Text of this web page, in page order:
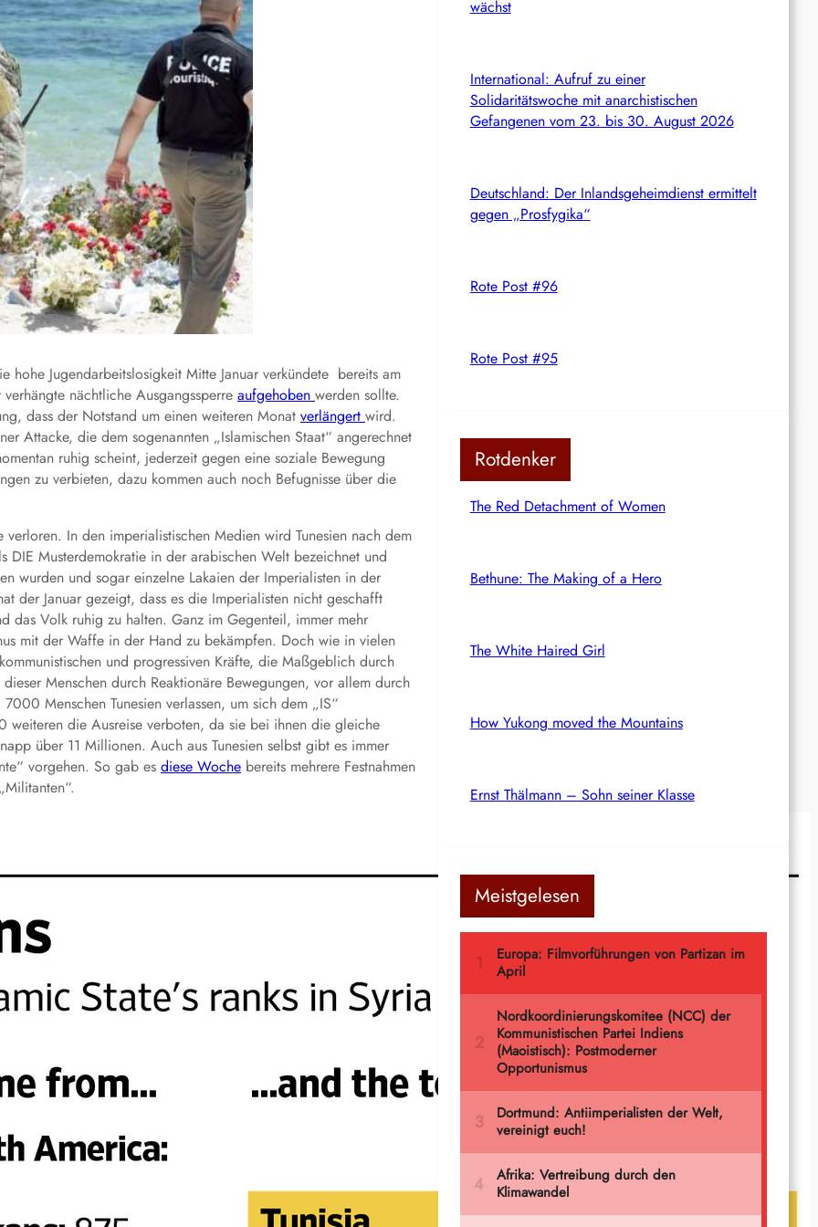
hohe Jugendarbeitslosigkeit Mitte Januar verkündete bereits am
nächtliche Ausgangssperre aufgehoben werden sollte.
dass der Notstand um einen weiteren Monat verlängert wird.
Attacke, die dem sogenannten „Islamischen Staat“ angerechnet
ruhig scheint, jederzeit gegen eine soziale Bewegung
zu verbieten, dazu kommen auch noch Befugnisse über die
In den imperialistischen Medien wird Tunesien nach dem
DIE Musterdemokratie in der arabischen Welt bezeichnet und
wurden und sogar einzelne Lakaien der Imperialisten in der
der Januar gezeigt, dass es die Imperialisten nicht geschafft
das Volk ruhig zu halten. Ganz im Gegenteil, immer mehr
mit der Waffe in der Hand zu bekämpfen. Doch wie in vielen
und progressiven Kräfte, die Maßgeblich durch
Menschen durch Reaktionäre Bewegungen, vor allem durch
Menschen Tunesien verlassen, um sich dem „IS“
die Ausreise verboten, da sie bei ihnen die gleiche
über 11 Millionen. Auch aus Tunesien selbst gibt es immer
vorgehen. So gab es diese Woche bereits mehrere Festnahmen
wächst
International: Aufruf zu einer
Solidaritätswoche mit anarchistischen
Gefangenen vom 23. bis 30. August 2026
Deutschland: Der Inlandsgeheimdienst ermittelt
gegen „Prosfygika“
Rote Post #96
Rote Post #95
Rotdenker
The Red Detachment of Women
Bethune: The Making of a Hero
The White Haired Girl
How Yukong moved the Mountains
Ernst Thälmann – Sohn seiner Klasse
Meistgelesen